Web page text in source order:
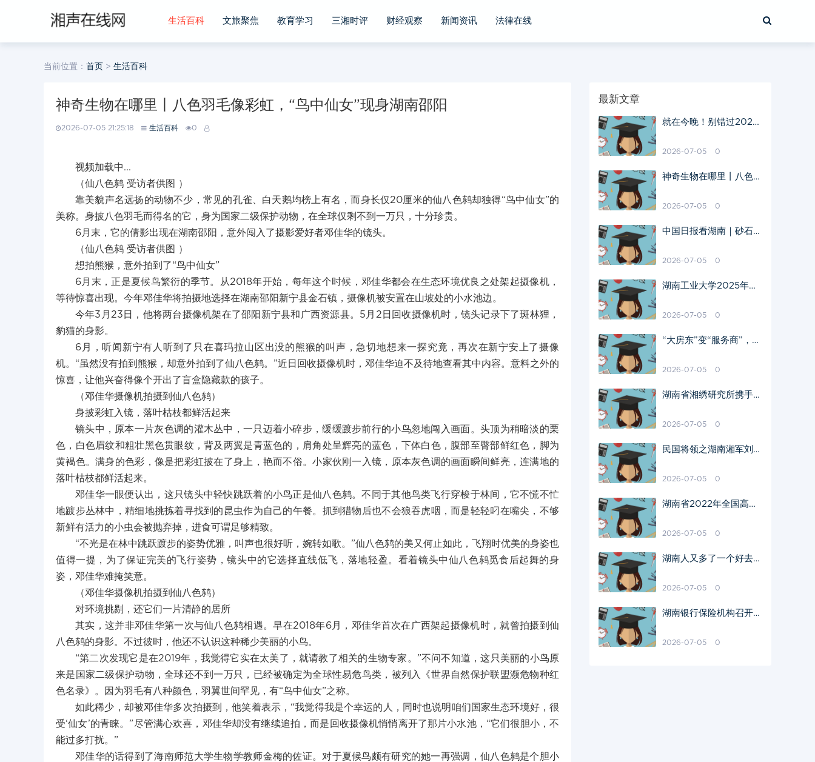
生活百科 文旅聚焦 教育学习 三湘时评 财经观察 新闻资讯 法律在线
当前位置： 首页 > 生活百科
神奇生物在哪里丨八色羽毛像彩虹，“鸟中仙女”现身湖南邵阳
2026-07-05 21:25:18 生活百科 0
视频加载中...
（仙八色鸫 受访者供图 ）
靠美貌声名远扬的动物不少，常见的孔雀、白天鹅均榜上有名，而身长仅20厘米的仙八色鸫却独得“鸟中仙女”的
美称。身披八色羽毛而得名的它，身为国家二级保护动物，在全球仅剩不到一万只，十分珍贵。
6月末，它的倩影出现在湖南邵阳，意外闯入了摄影爱好者邓佳华的镜头。
（仙八色鸫 受访者供图 ）
想拍熊猴，意外拍到了“鸟中仙女”
6月末，正是夏候鸟繁衍的季节。从2018年开始，每年这个时候，邓佳华都会在生态环境优良之处架起摄像机，
等待惊喜出现。今年邓佳华将拍摄地选择在湖南邵阳新宁县金石镇，摄像机被安置在山坡处的小水池边。
今年3月23日，他将两台摄像机架在了邵阳新宁县和广西资源县。5月2日回收摄像机时，镜头记录下了斑林狸，
豹猫的身影。
6月，听闻新宁有人听到了只在喜玛拉山区出没的熊猴的叫声，急切地想来一探究竟，再次在新宁安上了摄像
机。“虽然没有拍到熊猴，却意外拍到了仙八色鸫。”近日回收摄像机时，邓佳华迫不及待地查看其中内容。意料之外的
惊喜，让他兴奋得像个开出了盲盒隐藏款的孩子。
（邓佳华摄像机拍摄到仙八色鸫）
身披彩虹入镜，落叶枯枝都鲜活起来
镜头中，原本一片灰色调的灌木丛中，一只迈着小碎步，缓缓踱步前行的小鸟忽地闯入画面。头顶为稍暗淡的栗
色，白色眉纹和粗壮黑色贯眼纹，背及两翼是青蓝色的，肩角处呈辉亮的蓝色，下体白色，腹部至臀部鲜红色，脚为
黄褐色。满身的色彩，像是把彩虹披在了身上，艳而不俗。小家伙刚一入镜，原本灰色调的画面瞬间鲜亮，连满地的
落叶枯枝都鲜活起来。
邓佳华一眼便认出，这只镜头中轻快跳跃着的小鸟正是仙八色鸫。不同于其他鸟类飞行穿梭于林间，它不慌不忙
地踱步丛林中，精细地挑拣着寻找到的昆虫作为自己的午餐。抓到猎物后也不会狼吞虎咽，而是轻轻叼在嘴尖，不够
新鲜有活力的小虫会被抛弃掉，进食可谓足够精致。
“不光是在林中跳跃踱步的姿势优雅，叫声也很好听，婉转如歌。”仙八色鸫的美又何止如此，飞翔时优美的身姿也
值得一提，为了保证完美的飞行姿势，镜头中的它选择直线低飞，落地轻盈。看着镜头中仙八色鸫觅食后起舞的身
姿，邓佳华难掩笑意。
（邓佳华摄像机拍摄到仙八色鸫）
对环境挑剔，还它们一片清静的居所
其实，这并非邓佳华第一次与仙八色鸫相遇。早在2018年6月，邓佳华首次在广西架起摄像机时，就曾拍摄到仙
八色鸫的身影。不过彼时，他还不认识这种稀少美丽的小鸟。
“第二次发现它是在2019年，我觉得它实在太美了，就请教了相关的生物专家。”不问不知道，这只美丽的小鸟原
来是国家二级保护动物，全球还不到一万只，已经被确定为全球性易危鸟类，被列入《世界自然保护联盟濒危物种红
色名录》。因为羽毛有八种颜色，羽翼世间罕见，有“鸟中仙女”之称。
如此稀少，却被邓佳华多次拍摄到，他笑着表示，“我觉得我是个幸运的人，同时也说明咱们国家生态环境好，很
受‘仙女’的青睐。”尽管满心欢喜，邓佳华却没有继续追拍，而是回收摄像机悄悄离开了那片小水池，“它们很胆小，不
能过多打扰。”
邓佳华的话得到了海南师范大学生物学教师金梅的佐证。对于夏候鸟颇有研究的她一再强调，仙八色鸫是个胆小
最新文章
就在今晚！别错过2025
些地点可以追
2026-07-05 0
神奇生物在哪里丨八色羽
身湖南邵阳
2026-07-05 0
中国日报看湖南｜砂石
2026-07-05 0
湖南工业大学2025年信
用明细一览
2026-07-05 0
“大房东”变“服务商”，湖
出海”加速度
2026-07-05 0
湖南省湘绣研究所携手盘
承新模式
2026-07-05 0
民国将领之湖南湘军刘运
2026-07-05 0
湖南省2022年全国高校
（建议收藏）
2026-07-05 0
湖南人又多了一个好去
界开园啦
2026-07-05 0
湖南银行保险机构召开联
融文化建设
2026-07-05 0